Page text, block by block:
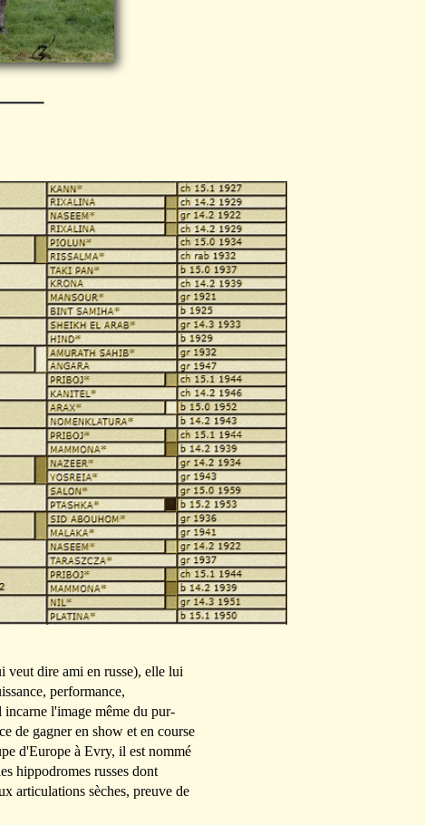
veut dire ami en russe), elle lui
performance,
l'image même du pur-
de gagner en show et en course
d'Europe à Evry, il est nommé
hippodromes russes dont
articulations sèches, preuve de